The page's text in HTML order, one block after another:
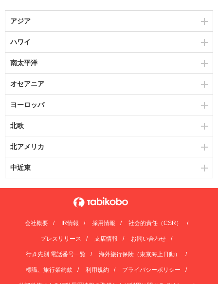
アジア
ハワイ
南太平洋
オセアニア
ヨーロッパ
北欧
北アメリカ
中近東
会社概要 IR情報 採用情報 社会的責任（CSR）
プレスリリース 支店情報 お問い合わせ
行き先別 電話番号一覧 海外旅行保険（東京海上日動）
標識、旅行業約款 利用規約 プライバシーポリシー